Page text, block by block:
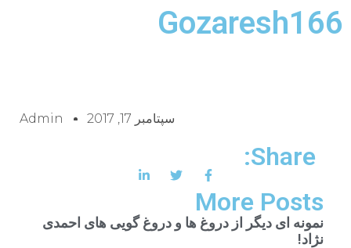
Gozaresh166
سپتامبر 17, 2017 Admin
Share:
More Posts
نمونه ای دیگر از دروغ ها و دروغ گویی های احمدی
نژاد!